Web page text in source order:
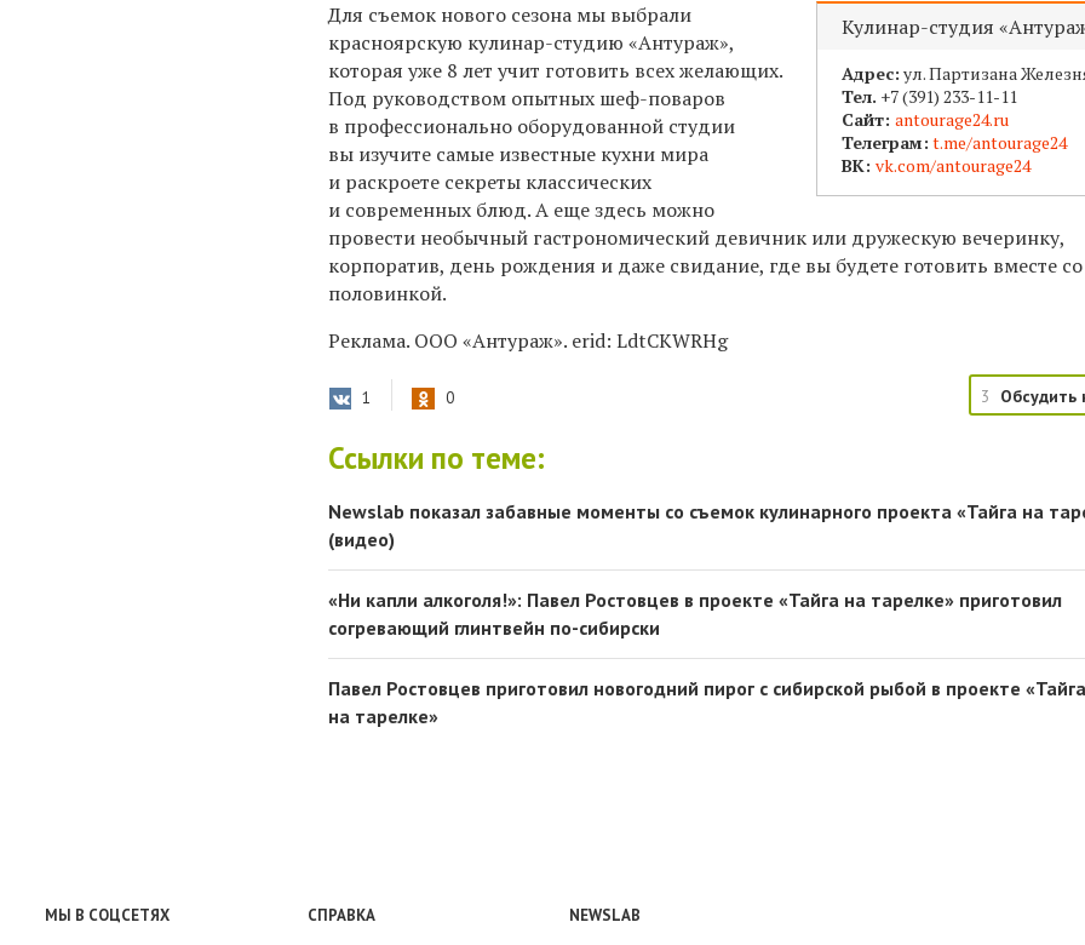
Кулинар-студия
Адрес: ул. Партизана
Тел. +7 (391) 233-11-11
Сайт: antourage24.ru
Телеграм: t.me/antourage24
ВК: vk.com/antourage24
Для съемок нового сезона мы выбрали
красноярскую кулинар-студию «Антураж»,
которая уже 8 лет учит готовить всех желающих.
Под руководством опытных шеф-поваров
в профессионально оборудованной студии
вы изучите самые известные кухни мира
и раскроете секреты классических
и современных блюд. А еще здесь можно
провести необычный гастрономический девичник или дружескую вечеринку,
корпоратив, день рождения и даже свидание, где вы будете готовить вместе
половинкой.
Реклама. ООО «Антураж». erid:LdtCKWRHg
1 0 3 Обсудить
Ссылки по теме:
Newslab показал забавные моменты со съемок кулинарного проекта «Тайга на
(видео)
«Ни капли алкоголя!»: Павел Ростовцев в проекте «Тайга на тарелке» приготовил
согревающий глинтвейн по-сибирски
Павел Ростовцев приготовил новогодний пирог с сибирской рыбой в проекте «Тайга
на тарелке»
МЫ В СОЦСЕТЯХ СПРАВКА NEWSLAB